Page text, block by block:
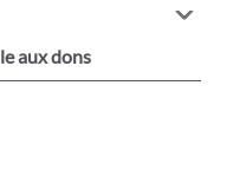
aux dons